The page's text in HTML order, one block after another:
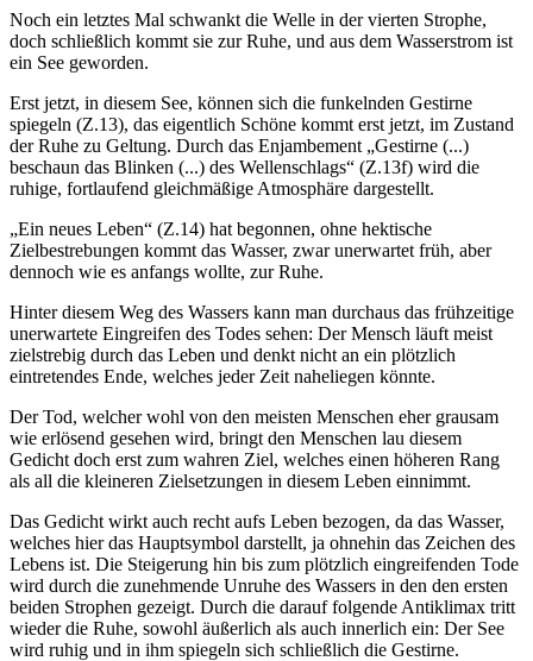
Noch ein letztes Mal schwankt die Welle in der vierten Strophe,
doch schließlich kommt sie zur Ruhe, und aus dem Wasserstrom ist
ein See geworden.
Erst jetzt, in diesem See, können sich die funkelnden Gestirne
spiegeln (Z.13), das eigentlich Schöne kommt erst jetzt, im Zustand
der Ruhe zu Geltung. Durch das Enjambement „Gestirne (...)
beschaun das Blinken (...) des Wellenschlags“ (Z.13f) wird die
ruhige, fortlaufend gleichmäßige Atmosphäre dargestellt.
„Ein neues Leben“ (Z.14) hat begonnen, ohne hektische
Zielbestrebungen kommt das Wasser, zwar unerwartet früh, aber
dennoch wie es anfangs wollte, zur Ruhe.
Hinter diesem Weg des Wassers kann man durchaus das frühzeitige
unerwartete Eingreifen des Todes sehen: Der Mensch läuft meist
zielstrebig durch das Leben und denkt nicht an ein plötzlich
eintretendes Ende, welches jeder Zeit naheliegen könnte.
Der Tod, welcher wohl von den meisten Menschen eher grausam
wie erlösend gesehen wird, bringt den Menschen lau diesem
Gedicht doch erst zum wahren Ziel, welches einen höheren Rang
als all die kleineren Zielsetzungen in diesem Leben einnimmt.
Das Gedicht wirkt auch recht aufs Leben bezogen, da das Wasser,
welches hier das Hauptsymbol darstellt, ja ohnehin das Zeichen des
Lebens ist. Die Steigerung hin bis zum plötzlich eingreifenden Tode
wird durch die zunehmende Unruhe des Wassers in den den ersten
beiden Strophen gezeigt. Durch die darauf folgende Antiklimax tritt
wieder die Ruhe, sowohl äußerlich als auch innerlich ein: Der See
wird ruhig und in ihm spiegeln sich schließlich die Gestirne.